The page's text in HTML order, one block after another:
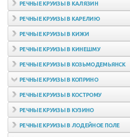
РЕЧНЫЕ КРУИЗЫ В КАЛЯЗИН
РЕЧНЫЕ КРУИЗЫ В КАРЕЛИЮ
РЕЧНЫЕ КРУИЗЫ В КИЖИ
РЕЧНЫЕ КРУИЗЫ В КИНЕШМУ
РЕЧНЫЕ КРУИЗЫ В КОЗЬМОДЕМЬЯНСК
РЕЧНЫЕ КРУИЗЫ В КОПРИНО
РЕЧНЫЕ КРУИЗЫ В КОСТРОМУ
РЕЧНЫЕ КРУИЗЫ В КУЗИНО
РЕЧНЫЕ КРУИЗЫ В ЛОДЕЙНОЕ ПОЛЕ